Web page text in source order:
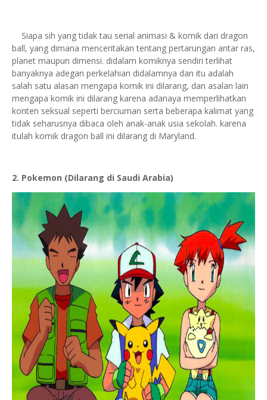
Siapa sih yang tidak tau serial animasi & komik dari dragon
ball, yang dimana menceritakan tentang pertarungan antar ras,
planet maupun dimensi. didalam komiknya sendiri terlihat
banyaknya adegan perkelahian didalamnya dan itu adalah
salah satu alasan mengapa komik ini dilarang, dan asalan lain
mengapa komik ini dilarang karena adanaya memperlihatkan
konten seksual seperti berciuman serta beberapa kalimat yang
tidak seharusnya dibaca oleh anak-anak usia sekolah. karena
itulah komik dragon ball ini dilarang di Maryland.
2. Pokemon (Dilarang di Saudi Arabia)